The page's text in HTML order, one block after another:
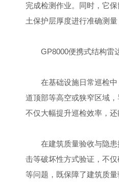
完成检测作业。同时，它
土保护层厚度进行准确测
GP8000便携式结构雷达
在基础设施日常巡检中
道顶部等高空或狭窄区域
不仅大幅提升巡检效率，还
在建筑质量验收与隐患
击等破坏性方式验证，不
等问题，既保障了建筑质